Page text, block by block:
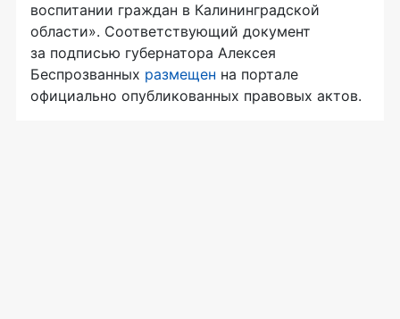
воспитании граждан в Калининградской
области». Соответствующий документ
за подписью губернатора Алексея
Беспрозванных размещен на портале
официально опубликованных правовых актов.